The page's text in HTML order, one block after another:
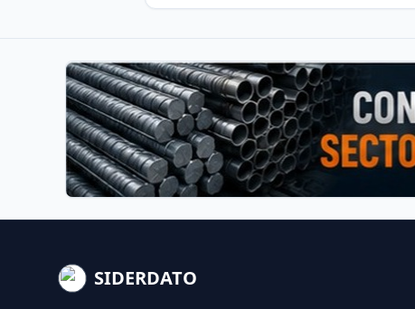
SIDERDATO